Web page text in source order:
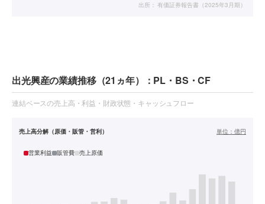
出所： 有価証券報告書（2025年3月期）
出光興産の業績推移（21ヵ年）：PL・BS・CF
連結ベースの売上高・利益・財政状態・キャッシュフロー
売上高分解（原価・販管・営利） 単位： 億円
営業利益 販管費 売上原価